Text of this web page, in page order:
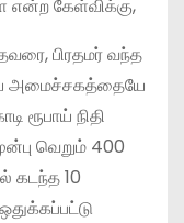
என்ற கேள்விக்கு,
பிரதமர் வந்த
அமைச்சகத்தையே
ரூபாய் நிதி
வெறும் 400
கடந்த 10